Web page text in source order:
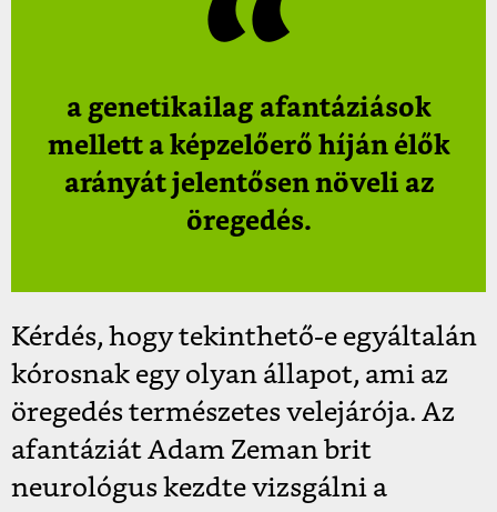
a genetikailag afantáziások
mellett a képzelőerő híján élők
arányát jelentősen növeli az
öregedés.
Kérdés, hogy tekinthető-e egyáltalán
kórosnak egy olyan állapot, ami az
öregedés természetes velejárója. Az
afantáziát Adam Zeman brit
neurológus kezdte vizsgálni a